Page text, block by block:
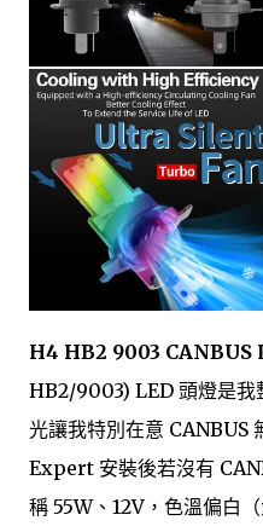
H4 HB2 9003 CANBUS
HB2/9003) LED 頭燈是我
光讓我特別在意 CANBUS
Expert 安裝後若沒有
稱 55W、12V，色溫偏白